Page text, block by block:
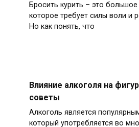
Бросить курить – это
которое требует силы воли и
Но как понять, что
Влияние алкоголя на
советы
Алкоголь является
который употребляется во